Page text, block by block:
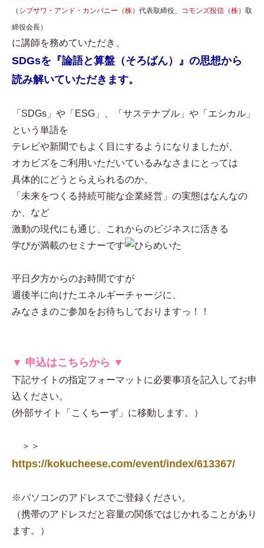
（ シブサワ・アンド・カンパニー（株） 代表取締役、 コモンズ投信（株） 取
締役会長）
に講師を務めていただき、
SDGsを『論語と算盤（そろばん）』の思想から
読み解いていただきます。
「SDGs」や「ESG」、「サステナブル」や「エシカル」
という単語を
テレビや新聞でもよく目にするようになりましたが、
オカビズをご利用いただいているみなさまにとっては
具体的にどうとらえられるのか、
「未来をつくる持続可能な企業経営」の実態はなんなの
か、など
激動の現代にも通じ、これからのビジネスに活きる
学びが満載のセミナーです
平日夕方からのお時間ですが
週後半に向けたエネルギーチャージに、
みなさまのご参加をお待ちしておりますっ！！
▼ 申込はこちらから ▼
下記サイトの指定フォーマットに必要事項を記入してお申
込ください。
(外部サイト「こくちーず」に移動します。）
＞＞
https://kokucheese.com/event/index/613367/
※パソコンのアドレスでご登録ください。
（携帯のアドレスだと容量の関係ではじかれることがあり
ます。）